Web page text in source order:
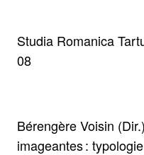
Studia Romanica
08
Bérengère Voisin
imageantes :